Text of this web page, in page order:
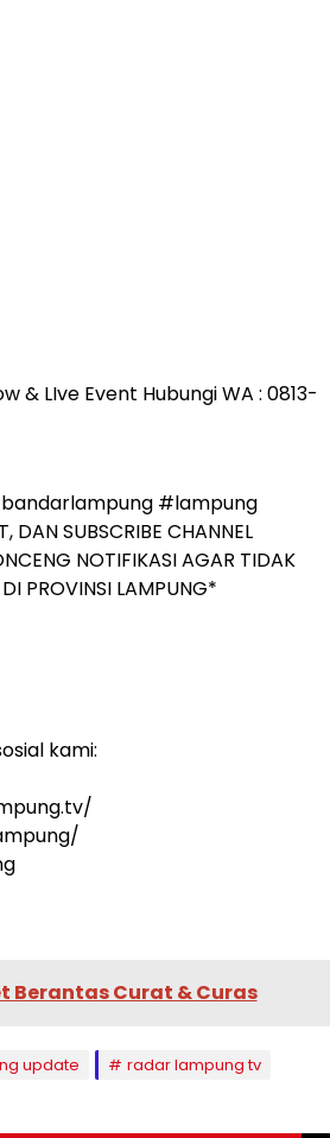
& LIve Event Hubungi WA : 0813-
#lampung
DAN SUBSCRIBE CHANNEL
NOTIFIKASI AGAR TIDAK
PROVINSI LAMPUNG*
kami:
Berantas Curat & Curas
update
radar lampung tv